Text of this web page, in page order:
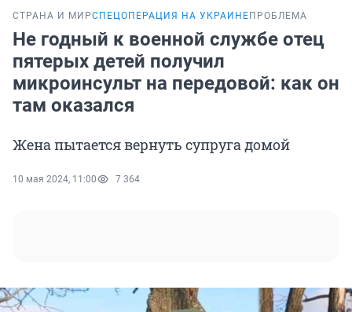
СТРАНА И МИРСПЕЦОПЕРАЦИЯ НА УКРАИНЕ ПРОБЛЕМА
Не годный к военной службе отец
пятерых детей получил
микроинсульт на передовой: как он
там оказался
Жена пытается вернуть супруга домой
10 мая 2024, 11:00 7 364